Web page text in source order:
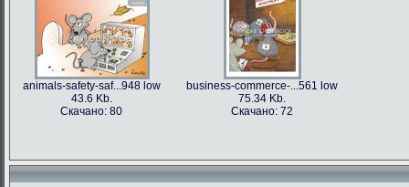
animals-safety-saf...948 low
43.6 Kb.
Скачано: 80
business-commerce-...561 low
75.34 Kb.
Скачано: 72